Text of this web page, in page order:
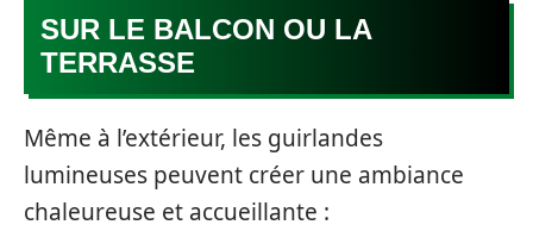
SUR LE BALCON OU LA
TERRASSE
Même à l’extérieur, les guirlandes
lumineuses peuvent créer une ambiance
chaleureuse et accueillante :